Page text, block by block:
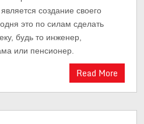
создание своего
это по силам сделать
будь то инженер,
или пенсионер.
Read More